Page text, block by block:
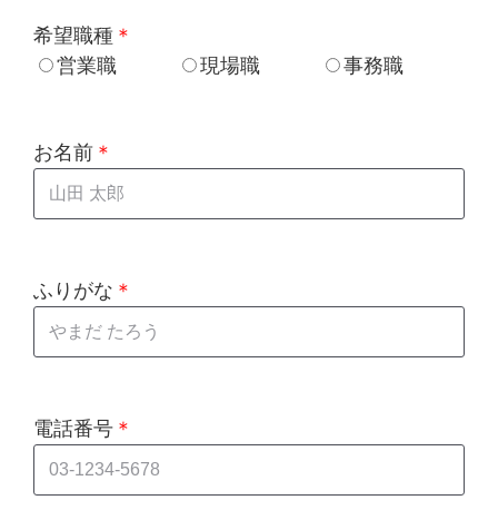
希望職種 ＊
営業職
現場職 事務職
お名前 ＊
ふりがな ＊
電話番号 ＊